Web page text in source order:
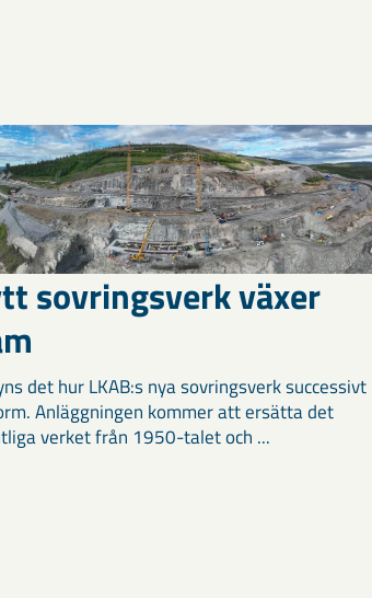
sovringsverk växer
det hur LKAB:s nya sovringsverk successivt
Anläggningen kommer att ersätta det
verket från 1950-talet och ...